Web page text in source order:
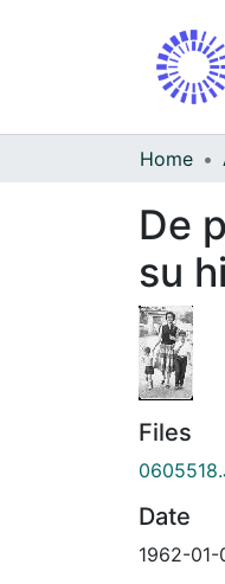
Home
De
su
Files
Date
1962-01-